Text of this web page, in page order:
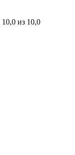
10,0 из 10,0